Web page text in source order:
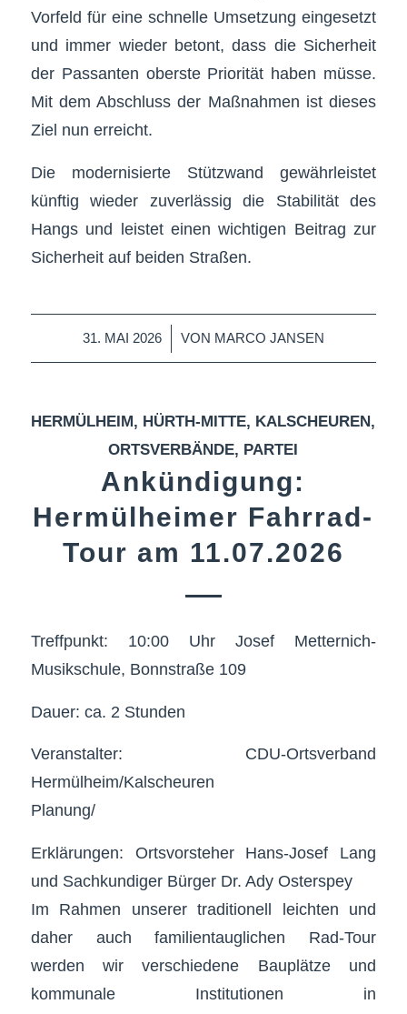
Vorfeld für eine schnelle Umsetzung eingesetzt
und immer wieder betont, dass die Sicherheit
der Passanten oberste Priorität haben müsse.
Mit dem Abschluss der Maßnahmen ist dieses
Ziel nun erreicht.
Die modernisierte Stützwand gewährleistet
künftig wieder zuverlässig die Stabilität des
Hangs und leistet einen wichtigen Beitrag zur
Sicherheit auf beiden Straßen.
31. MAI 2026
/ VON MARCO JANSEN
HERMÜLHEIM , HÜRTH-MITTE, KALSCHEUREN ,
ORTSVERBÄNDE, PARTEI
Ankündigung:
Hermülheimer Fahrrad-
Tour am 11.07.2026
Treffpunkt: 10:00 Uhr Josef Metternich-
Musikschule, Bonnstraße 109
Dauer: ca. 2 Stunden
Veranstalter: CDU-Ortsverband
Hermülheim/Kalscheuren
Planung/
Erklärungen: Ortsvorsteher Hans-Josef Lang
und Sachkundiger Bürger Dr. Ady Osterspey
Im Rahmen unserer traditionell leichten und
daher auch familientauglichen Rad-Tour
werden wir verschiedene Bauplätze und
kommunale Institutionen in